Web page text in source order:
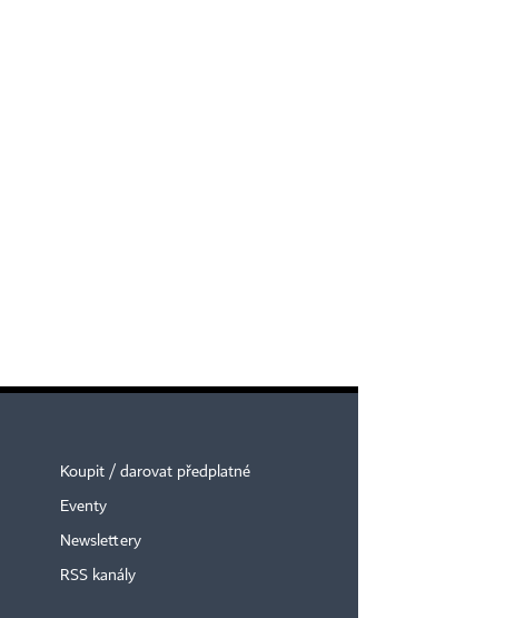
Koupit / darovat předplatné
Eventy
Newslettery
RSS kanály